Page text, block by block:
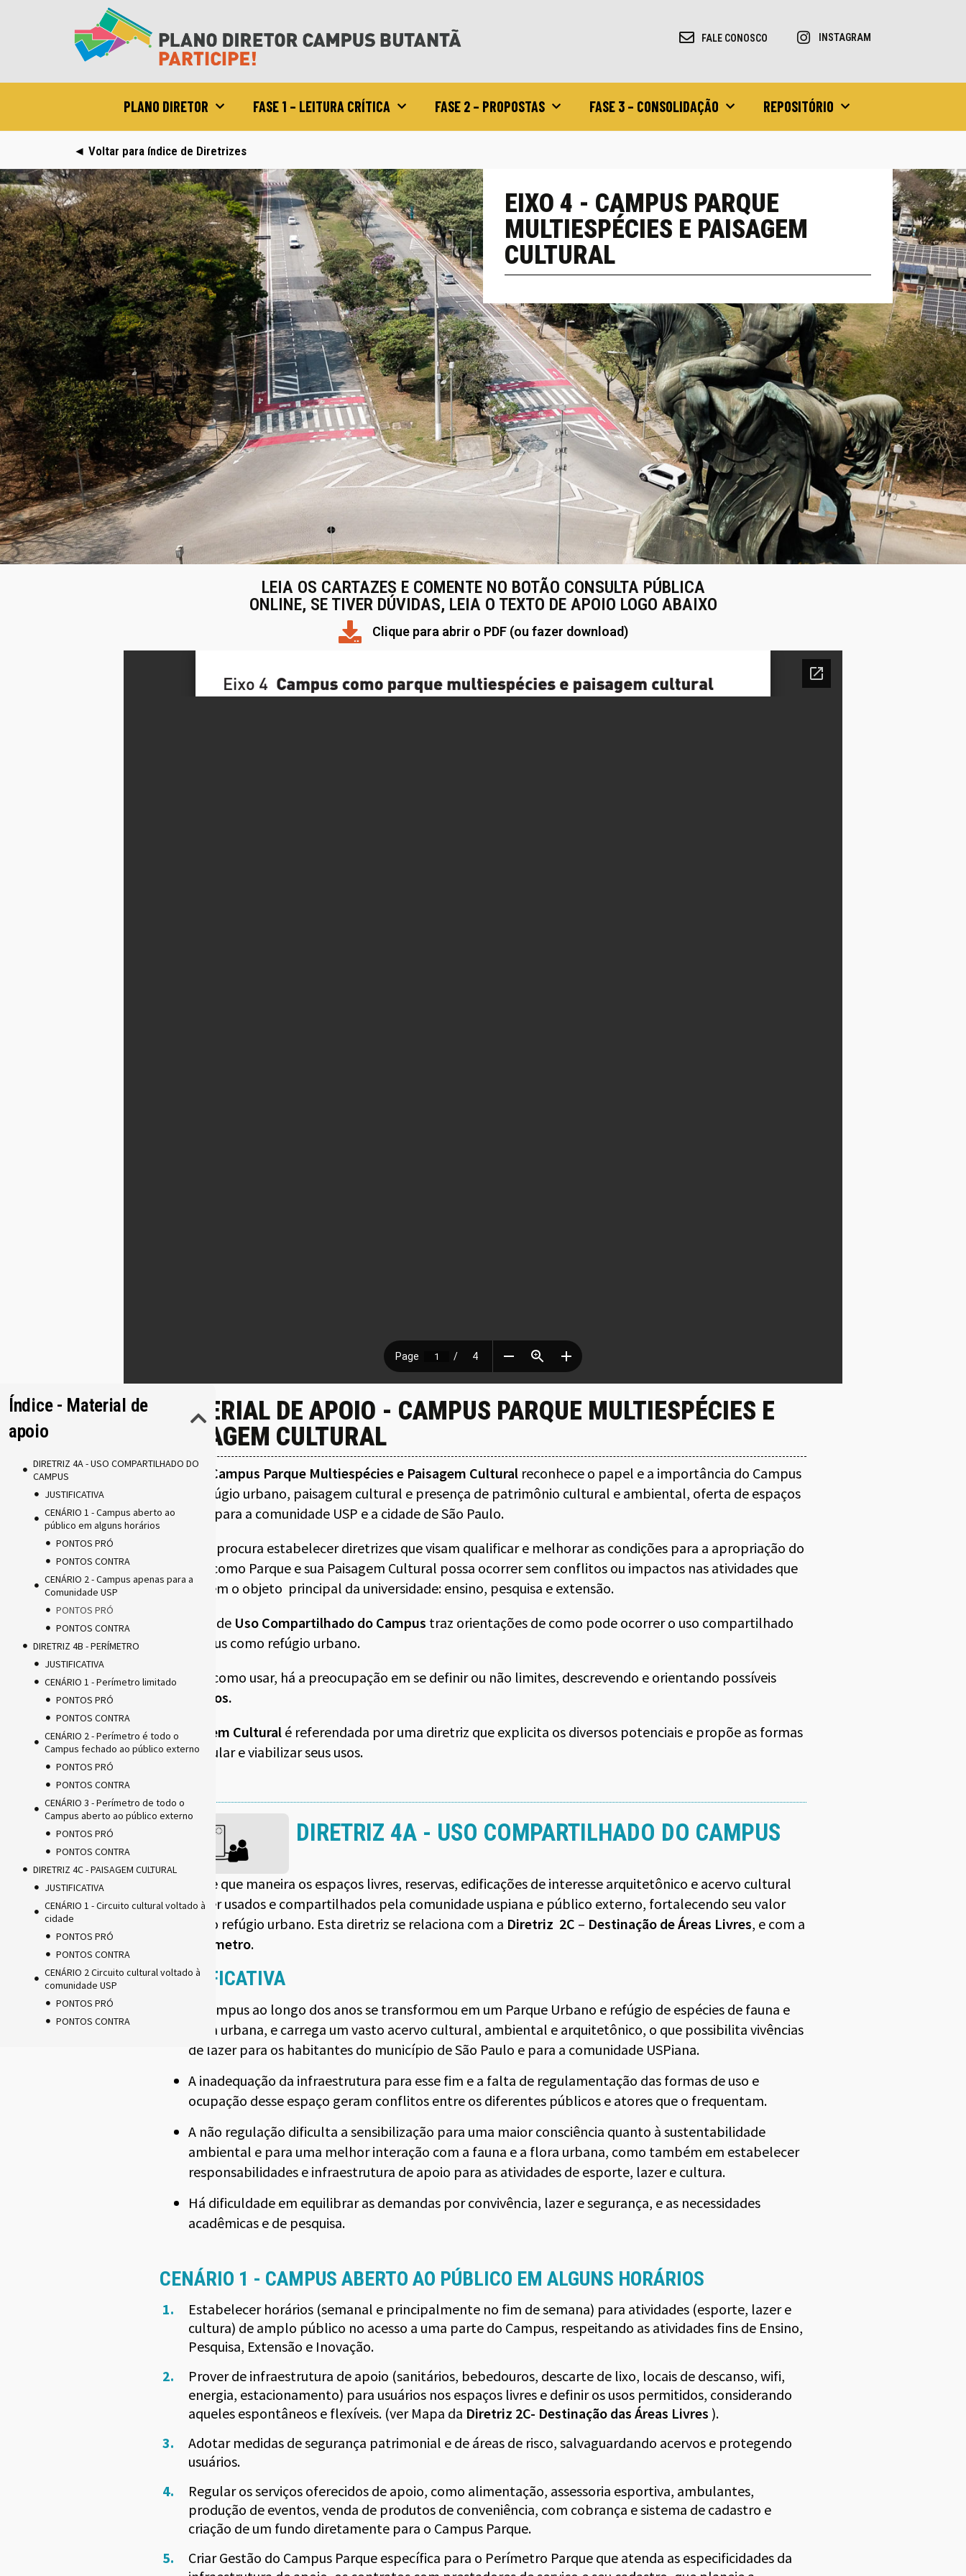
FALE CONOSCO INSTAGRAM
PLANO DIRETOR FASE 1 – LEITURA CRÍTICA FASE 2 – PROPOSTAS FASE 3 – CONSOLIDAÇÃO REPOSITÓRIO
◄ Voltar para índice de Diretrizes
EIXO 4 - CAMPUS PARQUE
MULTIESPÉCIES E PAISAGEM
CULTURAL
LEIA OS CARTAZES E COMENTE NO BOTÃO CONSULTA PÚBLICA
ONLINE, SE TIVER DÚVIDAS, LEIA O TEXTO DE APOIO LOGO ABAIXO
Clique para abrir o PDF (ou fazer download)
MATERIAL DE APOIO - CAMPUS PARQUE MULTIESPÉCIES E
PAISAGEM CULTURAL
Índice - Material de
apoio
DIRETRIZ 4A - USO COMPARTILHADO DO
CAMPUS
JUSTIFICATIVA
CENÁRIO 1 - Campus aberto ao
público em alguns horários
PONTOS PRÓ
PONTOS CONTRA
CENÁRIO 2 - Campus apenas para a
Comunidade USP
PONTOS PRÓ
PONTOS CONTRA
DIRETRIZ 4B - PERÍMETRO
JUSTIFICATIVA
CENÁRIO 1 - Perímetro limitado
PONTOS PRÓ
PONTOS CONTRA
CENÁRIO 2 - Perímetro é todo o
Campus fechado ao público externo
PONTOS PRÓ
PONTOS CONTRA
CENÁRIO 3 - Perímetro de todo o
Campus aberto ao público externo
PONTOS PRÓ
PONTOS CONTRA
DIRETRIZ 4C - PAISAGEM CULTURAL
JUSTIFICATIVA
CENÁRIO 1 - Circuito cultural voltado à
cidade
PONTOS PRÓ
PONTOS CONTRA
CENÁRIO 2 Circuito cultural voltado à
comunidade USP
PONTOS PRÓ
PONTOS CONTRA
O Eixo 4 Campus Parque Multiespécies e Paisagem Cultural reconhece o papel e a importância do Campus
como refúgio urbano, paisagem cultural e presença de patrimônio cultural e ambiental, oferta de espaços
culturais para a comunidade USP e a cidade de São Paulo.
Este eixo procura estabelecer diretrizes que visam qualificar e melhorar as condições para a apropriação do
Campus como Parque e sua Paisagem Cultural possa ocorrer sem conflitos ou impactos nas atividades que
constituem o objeto principal da universidade: ensino, pesquisa e extensão.
A diretriz de Uso Compartilhado do Campus traz orientações de como pode ocorrer o uso compartilhado
do Campus como refúgio urbano.
Além de como usar, há a preocupação em se definir ou não limites, descrevendo e orientando possíveis
Perímetros.
APaisagem Cultural é referendada por uma diretriz que explicita os diversos potenciais e propõe as formas
de estimular e viabilizar seus usos.
DIRETRIZ 4A - USO COMPARTILHADO DO CAMPUS
Definir de que maneira os espaços livres, reservas, edificações de interesse arquitetônico e acervo cultural
devem ser usados e compartilhados pela comunidade uspiana e público externo, fortalecendo seu valor
enquanto refúgio urbano. Esta diretriz se relaciona com a Diretriz 2C – Destinação de Áreas Livres, e com a
4B – Perímetro.
JUSTIFICATIVA
O Campus ao longo dos anos se transformou em um Parque Urbano e refúgio de espécies de fauna e
flora urbana, e carrega um vasto acervo cultural, ambiental e arquitetônico, o que possibilita vivências
de lazer para os habitantes do município de São Paulo e para a comunidade USPiana.
A inadequação da infraestrutura para esse fim e a falta de regulamentação das formas de uso e
ocupação desse espaço geram conflitos entre os diferentes públicos e atores que o frequentam.
A não regulação dificulta a sensibilização para uma maior consciência quanto à sustentabilidade
ambiental e para uma melhor interação com a fauna e a flora urbana, como também em estabelecer
responsabilidades e infraestrutura de apoio para as atividades de esporte, lazer e cultura.
Há dificuldade em equilibrar as demandas por convivência, lazer e segurança, e as necessidades
acadêmicas e de pesquisa.
CENÁRIO 1 - CAMPUS ABERTO AO PÚBLICO EM ALGUNS HORÁRIOS
Estabelecer horários (semanal e principalmente no fim de semana) para atividades (esporte, lazer e
cultura) de amplo público no acesso a uma parte do Campus, respeitando as atividades fins de Ensino,
Pesquisa, Extensão e Inovação.
Prover de infraestrutura de apoio (sanitários, bebedouros, descarte de lixo, locais de descanso, wifi,
energia, estacionamento) para usuários nos espaços livres e definir os usos permitidos, considerando
aqueles espontâneos e flexíveis. (ver Mapa da Diretriz 2C- Destinação das Áreas Livres ).
Adotar medidas de segurança patrimonial e de áreas de risco, salvaguardando acervos e protegendo
usuários.
Regular os serviços oferecidos de apoio, como alimentação, assessoria esportiva, ambulantes,
produção de eventos, venda de produtos de conveniência, com cobrança e sistema de cadastro e
criação de um fundo diretamente para o Campus Parque.
Criar Gestão do Campus Parque específica para o Perímetro Parque que atenda as especificidades da